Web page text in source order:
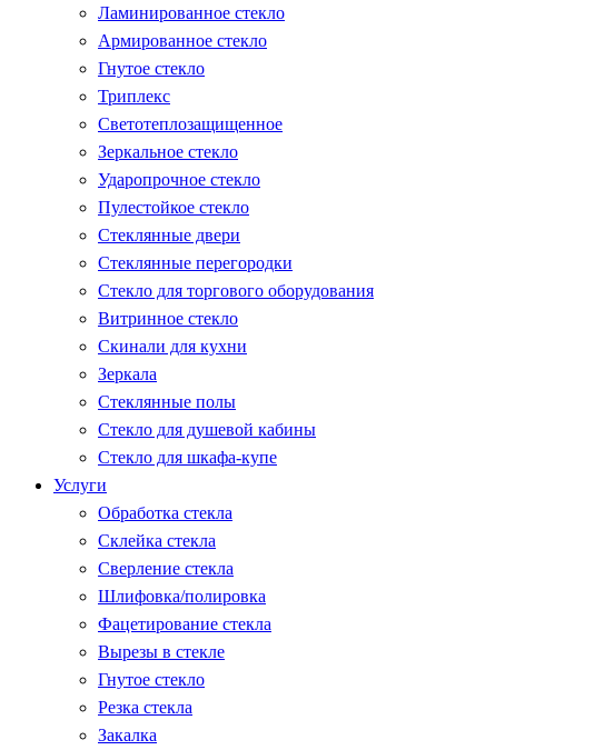
Ламинированное стекло
Армированное стекло
Гнутое стекло
Триплекс
Светотеплозащищенное
Зеркальное стекло
Ударопрочное стекло
Пулестойкое стекло
Стеклянные двери
Стеклянные перегородки
Стекло для торгового оборудования
Витринное стекло
Скинали для кухни
Зеркала
Стеклянные полы
Стекло для душевой кабины
Стекло для шкафа-купе
Услуги
Обработка стекла
Склейка стекла
Сверление стекла
Шлифовка/полировка
Фацетирование стекла
Вырезы в стекле
Гнутое стекло
Резка стекла
Закалка